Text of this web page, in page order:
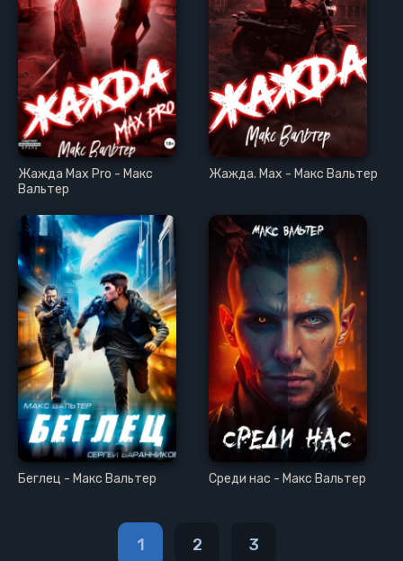
Жажда Max Pro - Макс
Вальтер
Жажда. Max - Макс Вальтер
Беглец - Макс Вальтер Среди нас - Макс Вальтер
1 2 3